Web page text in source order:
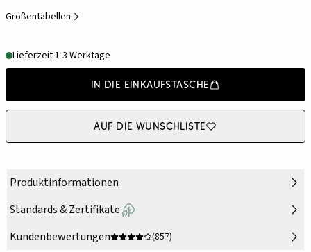
Größentabellen
Lieferzeit 1-3 Werktage
In die Einkaufstasche
Auf die Wunschliste
Produktinformationen
Standards & Zertifikate
Kundenbewertungen
(857)